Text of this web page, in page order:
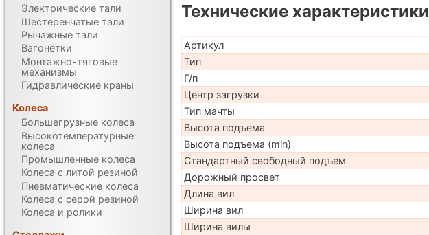
Технические характеристики
Артикул
Тип
Г/п
Центр загрузки
Тип мачты
Высота подъема
Высота подъема (min)
Стандартный свободный подъем
Дорожный просвет
Длина вил
Ширина вил
Ширина вилы
Электрические тали
Шестеренчатые тали
Рычажные тали
Вагонетки
Монтажно-тяговые
механизмы
Гидравлические краны
Колеса
Большегрузные колеса
Высокотемпературные
колеса
Промышленные колеса
Колеса с литой резиной
Пневматические колеса
Колеса с серой резиной
Колеса и ролики